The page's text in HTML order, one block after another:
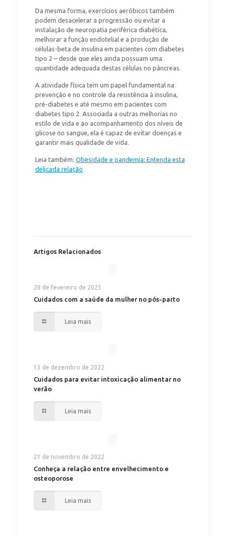
Da mesma forma, exercícios aeróbicos também
podem desacelerar a progressão ou evitar a
instalação de neuropatia periférica diabética,
melhorar a função endotelial e a produção de
células-beta de insulina em pacientes com diabetes
tipo 2 – desde que eles ainda possuam uma
quantidade adequada destas células no pâncreas.
A atividade física tem um papel fundamental na
prevenção e no controle da resistência à insulina,
pré-diabetes e até mesmo em pacientes com
diabetes tipo 2. Associada a outras melhorias no
estilo de vida e ao acompanhamento dos níveis de
glicose no sangue, ela é capaz de evitar doenças e
garantir mais qualidade de vida.
Leia também: Obesidade e pandemia: Entenda esta
delicada relação
Artigos Relacionados
28 de fevereiro de 2023
Cuidados com a saúde da mulher no pós-parto
Leia mais
13 de dezembro de 2022
Cuidados para evitar intoxicação alimentar no
verão
Leia mais
21 de novembro de 2022
Conheça a relação entre envelhecimento e
osteoporose
Leia mais